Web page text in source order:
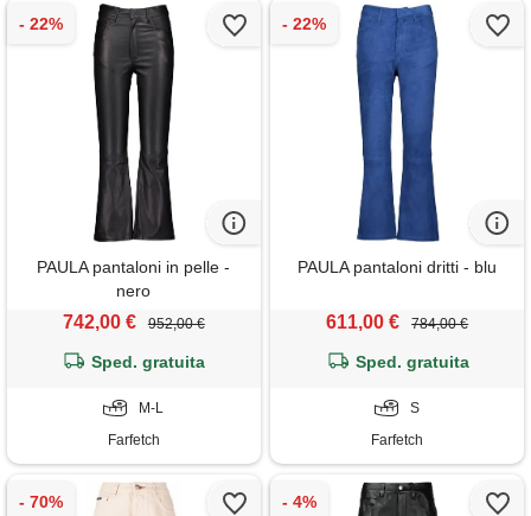
PAULA pantaloni in pelle -
nero
742,00 € 952,00 €
Sped. gratuita
M-L
Farfetch
PAULA pantaloni dritti - blu
611,00 € 784,00 €
Sped. gratuita
S
Farfetch